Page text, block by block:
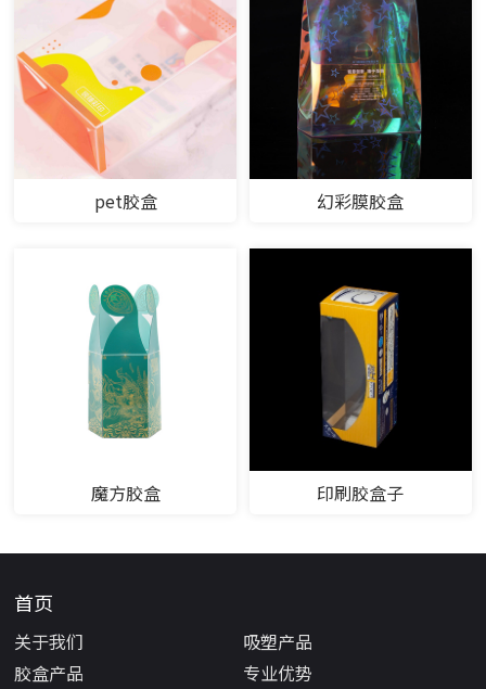
pet胶盒 幻彩膜胶盒
魔方胶盒 印刷胶盒子
首页
关于我们
吸塑产品
胶盒产品
专业优势